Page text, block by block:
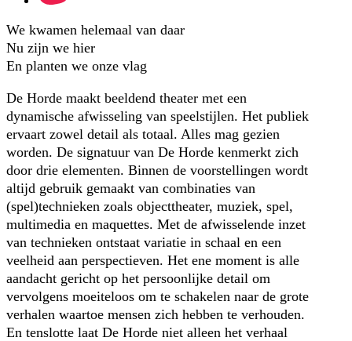
We kwamen helemaal van daar
Nu zijn we hier
En planten we onze vlag
De Horde maakt beeldend theater met een
dynamische afwisseling van speelstijlen. Het publiek
ervaart zowel detail als totaal. Alles mag gezien
worden. De signatuur van De Horde kenmerkt zich
door drie elementen. Binnen de voorstellingen wordt
altijd gebruik gemaakt van combinaties van
(spel)technieken zoals objecttheater, muziek, spel,
multimedia en maquettes. Met de afwisselende inzet
van technieken ontstaat variatie in schaal en een
veelheid aan perspectieven. Het ene moment is alle
aandacht gericht op het persoonlijke detail om
vervolgens moeiteloos om te schakelen naar de grote
verhalen waartoe mensen zich hebben te verhouden.
En tenslotte laat De Horde niet alleen het verhaal